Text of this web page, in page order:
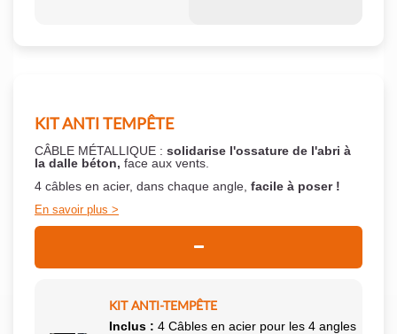
KIT ANTI TEMPÊTE
CÂBLE MÉTALLIQUE : solidarise l'ossature de l'abri à
la dalle béton, face aux vents.
4 câbles en acier, dans chaque angle, facile à poser !
En savoir plus
KIT ANTI-TEMPÊTE
Inclus : 4 Câbles en acier pour les 4 angles